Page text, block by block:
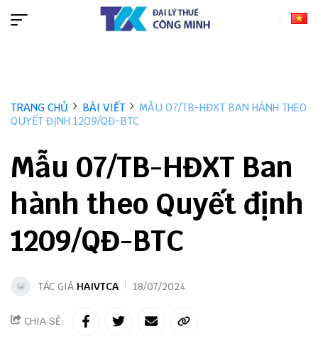
TRANG CHỦ BÀI VIẾT
MẪU 07/TB-HĐXT BAN HÀNH THEO
QUYẾT ĐỊNH 1209/QĐ-BTC
Mẫu 07/TB-HĐXT Ban
hành theo Quyết định
1209/QĐ-BTC
TÁC GIẢ HAIVTCA 18/07/2024
CHIA SẺ: